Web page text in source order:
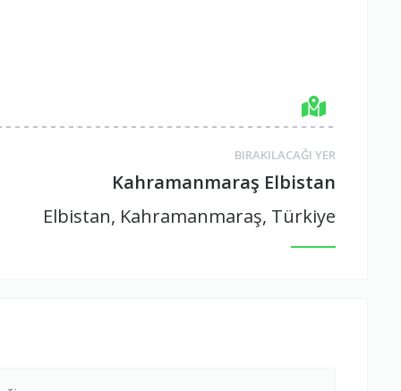
BIRAKILACAĞI YER
Kahramanmaraş Elbistan
Elbistan, Kahramanmaraş, Türkiye